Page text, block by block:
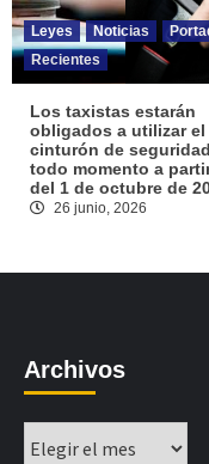
Leyes Noticias
Recientes
Los taxistas estarán
obligados a utilizar el
cinturón de
todo momento a
del 1 de octubre de
26 junio, 2026
Archivos